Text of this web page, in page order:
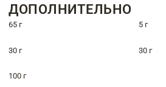
ДОПОЛНИТЕЛЬНО
65 г 5 г
30 г 30 г
100 г